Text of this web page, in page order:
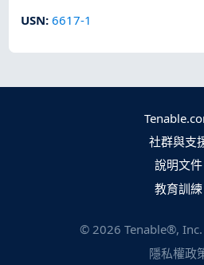
USN:6617-1
社群與支
說明文件
教育訓練
© 2026 Tenable®,
隱私權政